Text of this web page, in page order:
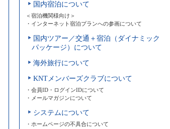
国内宿泊について
＜宿泊機関様向け＞
・インターネット宿泊プランへの参画について
国内ツアー／交通＋宿泊（ダイナミック
パッケージ）について
海外旅行について
KNTメンバーズクラブについて
・会員ID・ログインIDについて
・メールマガジンについて
システムについて
・ホームページの不具合について